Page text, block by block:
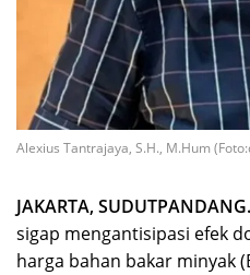
Alexius Tantrajaya, S.H., M.Hum
JAKARTA,
sigap mengantisipasi efek
harga bahan bakar minyak